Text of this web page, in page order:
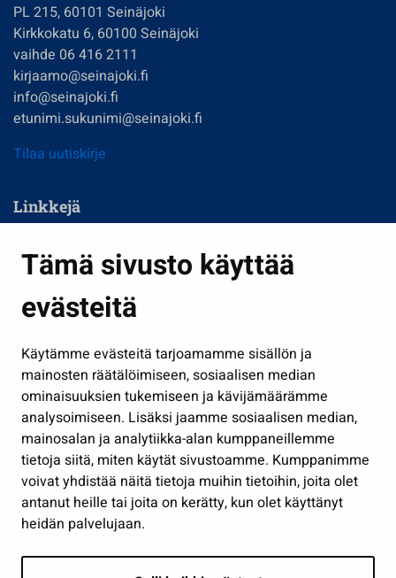
Tämä sivusto käyttää
evästeitä
Käytämme evästeitä tarjoamamme sisällön ja
mainosten räätälöimiseen, sosiaalisen median
ominaisuuksien tukemiseen ja kävijämäärämme
analysoimiseen. Lisäksi jaamme sosiaalisen median,
mainosalan ja analytiikka-alan kumppaneillemme
tietoja siitä, miten käytät sivustoamme. Kumppanimme
voivat yhdistää näitä tietoja muihin tietoihin, joita olet
antanut heille tai joita on kerätty, kun olet käyttänyt
heidän palvelujaan.
PL 215, 60101 Seinäjoki
Kirkkokatu 6, 60100 Seinäjoki
vaihde 06 416 2111
kirjaamo@seinajoki.fi
info@seinajoki.fi
etunimi.sukunimi@seinajoki.fi
Tilaa uutiskirje
Linkkejä
Kasvatus ja opetus
Kulttuuri ja liikunta
Työ ja yrittäminen
Osallistu ja asioi
Näytä omat evästeasetukseni
Seuraa meitä